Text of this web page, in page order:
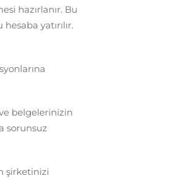
hazırlanır. Bu
yatırılır.
belgelerinizin
sorunsuz
şirketinizi